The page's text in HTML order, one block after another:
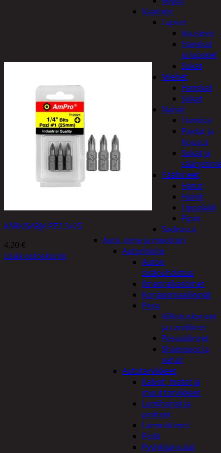
Vaatteet
Lapset
Asusteet
Hanskat
ja lapaset
Sukat
Miehet
Hanskat
Sukat
Naiset
Hanskat
Paidat ja
housut
Sukat ja
Päähineet
Hatut
Huivit
Lippalakit
Pipot
Sadeasut
Auto, vene ja moottori
Autonhoito
Auton
sisäpuhdistus
Ilmanraikastimet
Korjausmaalikynät
Pesu
Kiillotuskoneet
ja tarvikkeet
Pesuvälineet
Shampoot ja
vahat
Autotarvikkeet
Kalvot, matot ja
muut tarvikkeet
Lumiharjat ja
peitteet
Lämmittimet
Peilit
Pyyhkijänsulat
KÄRKISARJA PZ2 3×25
4,20 €
Lisää ostoskoriin